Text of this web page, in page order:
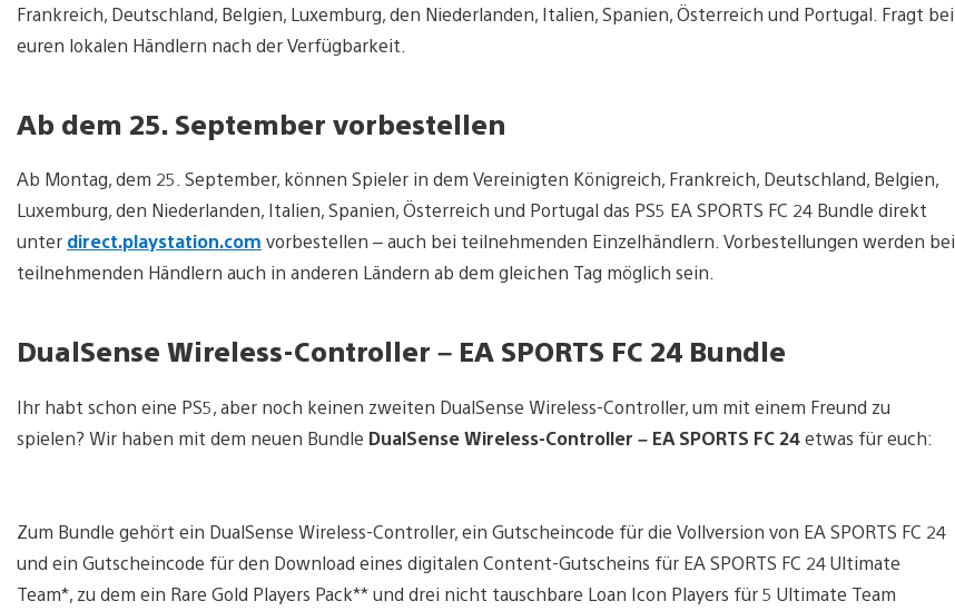
Frankreich, Deutschland, Belgien, Luxemburg, den Niederlanden, Italien, Spanien, Österreich und Portugal. Fragt bei
euren lokalen Händlern nach der Verfügbarkeit.
Ab dem 25. September vorbestellen
Ab Montag, dem 25. September, können Spieler in dem Vereinigten Königreich, Frankreich, Deutschland, Belgien,
Luxemburg, den Niederlanden, Italien, Spanien, Österreich und Portugal das PS5 EA SPORTS FC 24 Bundle direkt
unter direct.playstation.com vorbestellen – auch bei teilnehmenden Einzelhändlern. Vorbestellungen werden bei
teilnehmenden Händlern auch in anderen Ländern ab dem gleichen Tag möglich sein.
DualSense Wireless-Controller – EA SPORTS FC 24 Bundle
Ihr habt schon eine PS5, aber noch keinen zweiten DualSense Wireless-Controller, um mit einem Freund zu
spielen? Wir haben mit dem neuen Bundle DualSense Wireless-Controller – EA SPORTS FC 24etwas für euch:
Zum Bundle gehört ein DualSense Wireless-Controller, ein Gutscheincode für die Vollversion von EA SPORTS FC 24
und ein Gutscheincode für den Download eines digitalen Content-Gutscheins für EA SPORTS FC 24 Ultimate
Team*, zu dem ein Rare Gold Players Pack** und drei nicht tauschbare Loan Icon Players für 5 Ultimate Team